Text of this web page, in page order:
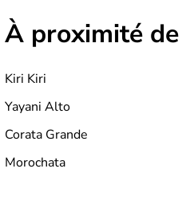
À proximité de
Kiri Kiri
Yayani Alto
Corata Grande
Morochata